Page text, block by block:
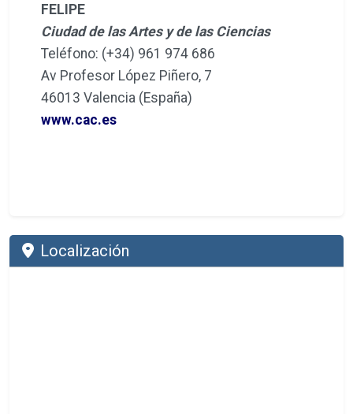
FELIPE
Ciudad de las Artes y de las Ciencias
Teléfono: (+34) 961 974 686
Av Profesor López Piñero, 7
46013 Valencia (España)
www.cac.es
Localización